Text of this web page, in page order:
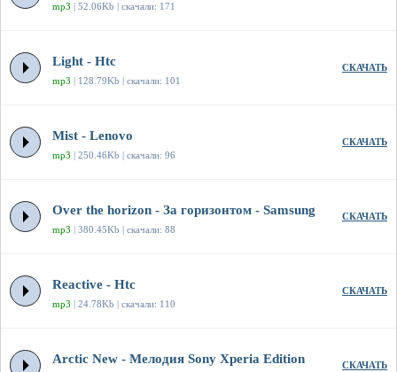
mp3 | 52.06Kb | скачали: 171
Light - Htc
mp3 | 128.79Kb | скачали: 101
СКАЧАТЬ
Mist - Lenovo
mp3 | 250.46Kb | скачали: 96
СКАЧАТЬ
Over the horizon - За горизонтом - Samsung
mp3 | 380.45Kb | скачали: 88
СКАЧАТЬ
Reactive - Htc
mp3 | 24.78Kb | скачали: 110
СКАЧАТЬ
Arctic New - Мелодия Sony Xperia Edition СКАЧАТЬ